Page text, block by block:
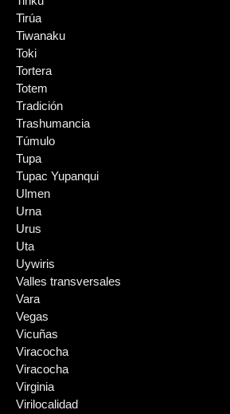
Tirúa
Tiwanaku
Toki
Tortera
Totem
Tradición
Trashumancia
Túmulo
Tupa
Tupac Yupanqui
Ulmen
Urna
Urus
Uta
Uywiris
Valles transversales
Vara
Vegas
Vicuñas
Viracocha
Viracocha
Virginia
Virilocalidad